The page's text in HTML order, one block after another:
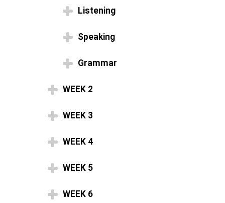
Listening
Speaking
Grammar
WEEK 2
WEEK 3
WEEK 4
WEEK 5
WEEK 6